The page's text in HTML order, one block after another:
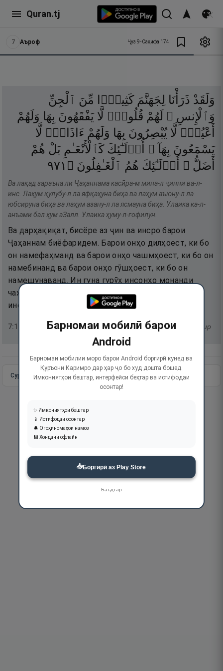
Quran.tj
7 Аъроф Ҷуз 9•Саҳифа 174
وَلَقَدْ ذَرَأْنَا لِجَهَنَّمَ كَثِيرًۭا مِّنَ ٱلْجِنِّ
وَٱلْإِنسِ ۖ لَهُمْ قُلُوبٌۭ لَّا يَفْقَهُونَ بِهَا وَلَهُمْ
أَعْيُنٌۭ لَّا يُبْصِرُونَ بِهَا وَلَهُمْ ءَاذَانٌۭ لَّا
يَسْمَعُونَ بِهَآ ۚ أُو۟لَـٰٓئِكَ كَٱلْأَنْعَـٰمِ بَلْ هُمْ
أَضَلُّ ۚ
أُو۟لَـٰٓئِكَ هُمُ ٱلْغَـٰفِلُونَ ۝ ١٧٩
Ва лақад зараъна ли Ҷаҳаннама касӣра-м мина-л ҷинни ва-л-
инс. Лаҳум қулубу-л ла яфқаҳуна биҳа ва лаҳум аъюну-л ла
юбсируна биҳа ва лаҳум азану-л ла ясмауна биҳа. Улаика ка-л-
анъами бал ҳум аЗалл. Улаика ҳуму-л-ғофилун.
Ва дарҳақиқат, бисёре аз ҷин ва инсро барои
Ҷаҳаннам биёфаридем. Барои онҳо дилҳоест, ки бо
он намефаҳманд ва барои онҳо чашмҳоест, ки бо он
намебинанд ва барои онҳо гӯшҳоест, ки бо он
намешунаванд. Ин гуна гурӯҳ инсонҳо монанди
чаҳорпоёнанд, балки онҳо гумроҳтаранд. Ин гурӯҳ
инсонҳо касоне ҳастанд, ки бехабаранд.
7:179 тафсир
Сураи пурра Идома додан
Барномаи мобилӣ барои
Android
Барномаи мобилии моро барои Android боргирӣ кунед ва
Қуръони Каримро дар ҳар ҷо бо худ дошта бошед.
Имкониятҳои бештар, интерфейси беҳтар ва истифодаи
осонтар!
✨ Имкониятҳои бештар
📱 Истифодаи осонтар
🔔 Огоҳиномаҳои намоз
💾 Хондани офлайн
📥Боргирӣ аз Play Store
Баъдтар